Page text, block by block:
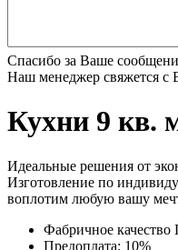
Спасибо за Ваше
Наш менеджер свяжется с
Кухни 9 кв.
Идеальные решения от
Изготовление по
воплотим любую вашу
Фабричное качество
Предоплата: 10%